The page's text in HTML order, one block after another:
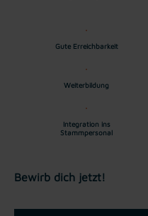
Gute Erreichbarkeit
Weiterbildung
Integration ins
Stammpersonal
Bewirb dich jetzt!